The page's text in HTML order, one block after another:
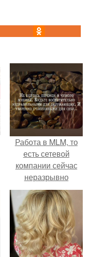
Работа в MLM, то
есть сетевой
компании сейчас
неразрывно
связана с создание
своего контента,
своей страницы в
соц сетях.